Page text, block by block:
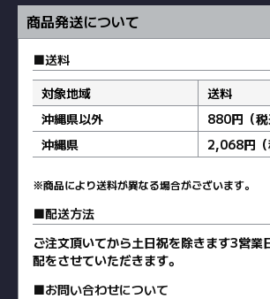
商品発送について
送料
対象地域
送料
沖縄県以外
880円（税
沖縄県
2,068円（
※商品により送料が異なる場合がございます。
配送方法
ご注文頂いてから土日祝を除きます3営業
配をさせていただきます。
お問い合わせについて